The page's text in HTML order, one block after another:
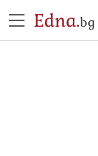
Edna.bg